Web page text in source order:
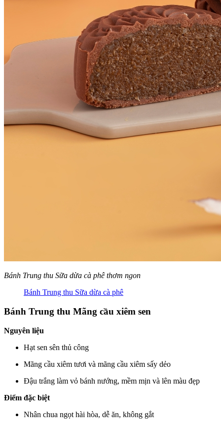
Bánh Trung thu Sữa dừa cà phê thơm ngon
Bánh Trung thu Sữa dừa cà phê
Bánh Trung thu Mãng cầu xiêm sen
Nguyên liệu
Hạt sen sên thủ công
Mãng cầu xiêm tươi và mãng cầu xiêm sấy dẻo
Đậu trắng làm vỏ bánh nướng, mềm mịn và lên màu đẹp
Điểm đặc biệt
Nhân chua ngọt hài hòa, dễ ăn, không gắt